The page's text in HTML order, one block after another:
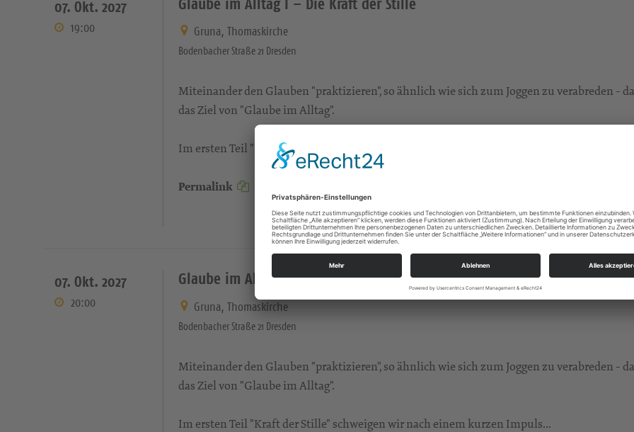
07. Okt. 2027
19:00 Gruna, Thomaskirche
Bodenbacher Straße 21 Dresden
Miteinander den Glauben "praktizieren", so ähnlich wie sich zum Joggen zu verabreden -
das Ziel von "Glaube im Alltag".
Im ersten Teil "Kraft der Stille" schweigen wir nach einem kurzen Impuls...
Permalink
07. Okt. 2027
20:00
Glaube im Alltag II – Die Kraft des Wortes
Gruna, Thomaskirche
Bodenbacher Straße 21 Dresden
Miteinander den Glauben "praktizieren", so ähnlich wie sich zum Joggen zu verabreden -
das Ziel von "Glaube im Alltag".
Im ersten Teil "Kraft der Stille" schweigen wir nach einem kurzen Impuls...